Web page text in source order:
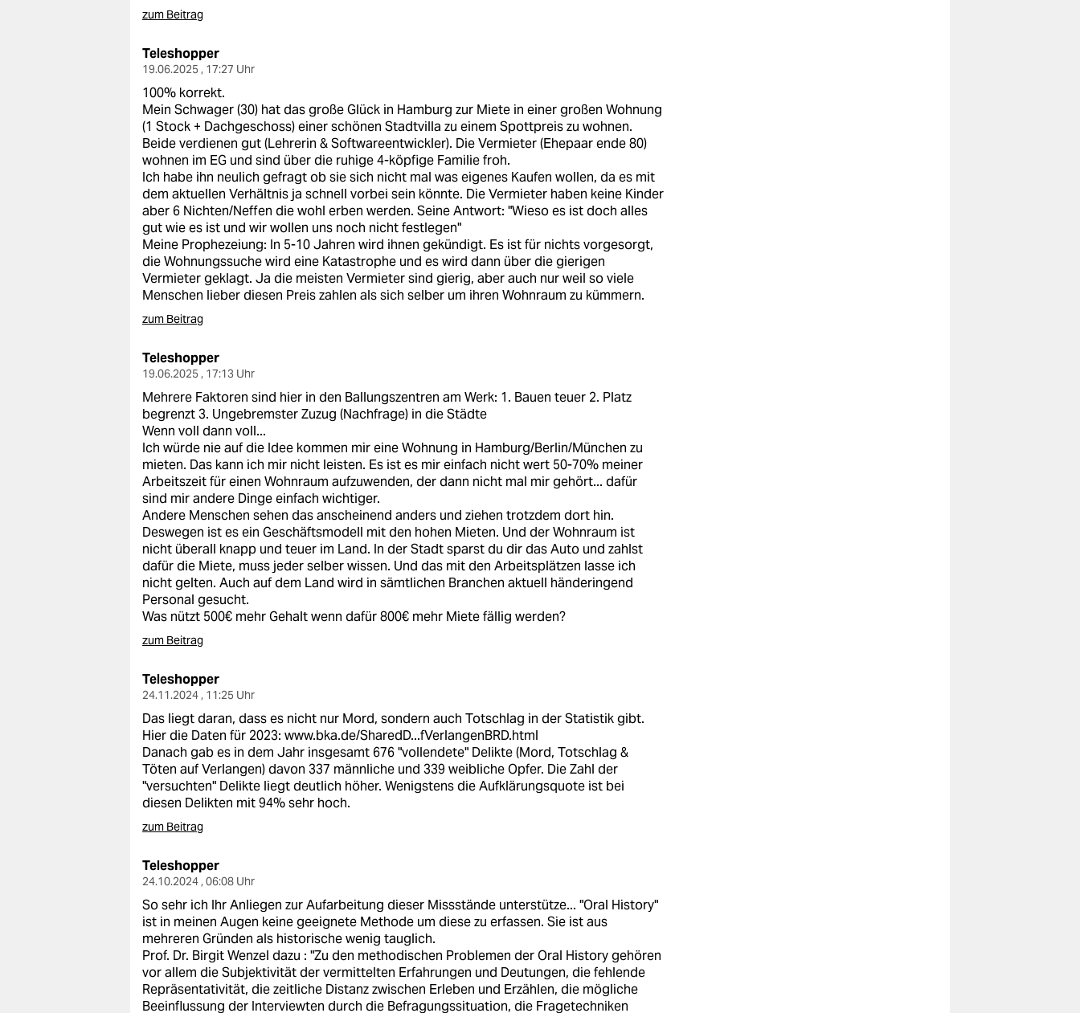
zum Beitrag
Teleshopper
19.06.2025 , 17:27 Uhr
100% korrekt.
Mein Schwager (30) hat das große Glück in Hamburg zur Miete in einer großen Wohnung
(1 Stock + Dachgeschoss) einer schönen Stadtvilla zu einem Spottpreis zu wohnen.
Beide verdienen gut (Lehrerin & Softwareentwickler). Die Vermieter (Ehepaar ende 80)
wohnen im EG und sind über die ruhige 4-köpfige Familie froh.
Ich habe ihn neulich gefragt ob sie sich nicht mal was eigenes Kaufen wollen, da es mit
dem aktuellen Verhältnis ja schnell vorbei sein könnte. Die Vermieter haben keine Kinder
aber 6 Nichten/Neffen die wohl erben werden. Seine Antwort: "Wieso es ist doch alles
gut wie es ist und wir wollen uns noch nicht festlegen"
Meine Prophezeiung: In 5-10 Jahren wird ihnen gekündigt. Es ist für nichts vorgesorgt,
die Wohnungssuche wird eine Katastrophe und es wird dann über die gierigen
Vermieter geklagt. Ja die meisten Vermieter sind gierig, aber auch nur weil so viele
Menschen lieber diesen Preis zahlen als sich selber um ihren Wohnraum zu kümmern.
zum Beitrag
Teleshopper
19.06.2025 , 17:13 Uhr
Mehrere Faktoren sind hier in den Ballungszentren am Werk: 1. Bauen teuer 2. Platz
begrenzt 3. Ungebremster Zuzug (Nachfrage) in die Städte
Wenn voll dann voll...
Ich würde nie auf die Idee kommen mir eine Wohnung in Hamburg/Berlin/München zu
mieten. Das kann ich mir nicht leisten. Es ist es mir einfach nicht wert 50-70% meiner
Arbeitszeit für einen Wohnraum aufzuwenden, der dann nicht mal mir gehört... dafür
sind mir andere Dinge einfach wichtiger.
Andere Menschen sehen das anscheinend anders und ziehen trotzdem dort hin.
Deswegen ist es ein Geschäftsmodell mit den hohen Mieten. Und der Wohnraum ist
nicht überall knapp und teuer im Land. In der Stadt sparst du dir das Auto und zahlst
dafür die Miete, muss jeder selber wissen. Und das mit den Arbeitsplätzen lasse ich
nicht gelten. Auch auf dem Land wird in sämtlichen Branchen aktuell händeringend
Personal gesucht.
Was nützt 500€ mehr Gehalt wenn dafür 800€ mehr Miete fällig werden?
zum Beitrag
Teleshopper
24.11.2024 , 11:25 Uhr
Das liegt daran, dass es nicht nur Mord, sondern auch Totschlag in der Statistik gibt.
Hier die Daten für 2023: www.bka.de/SharedD...fVerlangenBRD.html
Danach gab es in dem Jahr insgesamt 676 "vollendete" Delikte (Mord, Totschlag &
Töten auf Verlangen) davon 337 männliche und 339 weibliche Opfer. Die Zahl der
"versuchten" Delikte liegt deutlich höher. Wenigstens die Aufklärungsquote ist bei
diesen Delikten mit 94% sehr hoch.
zum Beitrag
Teleshopper
24.10.2024 , 06:08 Uhr
So sehr ich Ihr Anliegen zur Aufarbeitung dieser Missstände unterstütze... "Oral History"
ist in meinen Augen keine geeignete Methode um diese zu erfassen. Sie ist aus
mehreren Gründen als historische wenig tauglich.
Prof. Dr. Birgit Wenzel dazu : "Zu den methodischen Problemen der Oral History gehören
vor allem die Subjektivität der vermittelten Erfahrungen und Deutungen, die fehlende
Repräsentativität, die zeitliche Distanz zwischen Erleben und Erzählen, die mögliche
Beeinflussung der Interviewten durch die Befragungssituation, die Fragetechniken